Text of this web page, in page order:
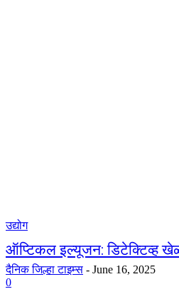
उद्योग
ऑप्टिकल इल्यूजन: डिटेक्टिव्ह
दैनिक जिल्हा टाइम्स - June 16, 2025
0